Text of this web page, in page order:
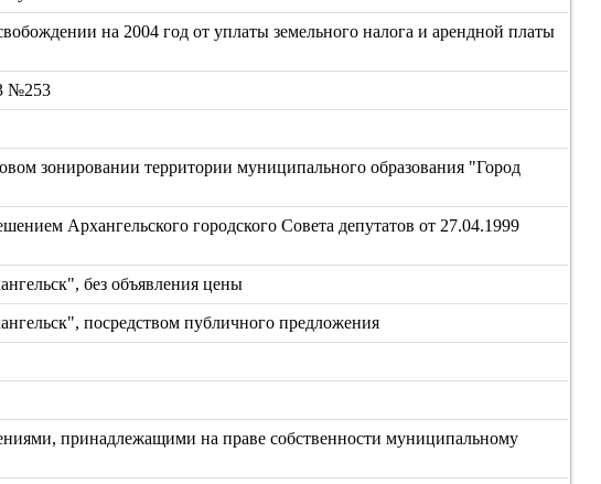
на 2004 год от уплаты земельного налога и арендной платы
№253
зонировании территории муниципального образования "Город
Архангельского городского Совета депутатов от 27.04.1999
без объявления цены
посредством публичного предложения
принадлежащими на праве собственности муниципальному